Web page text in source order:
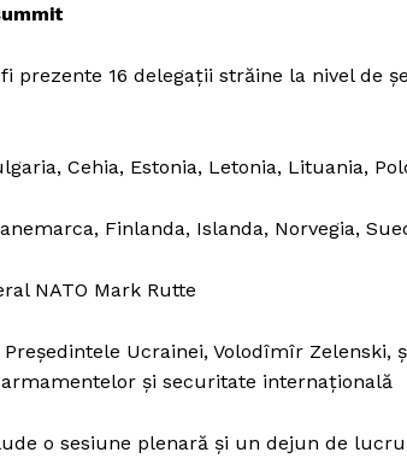
FREEDOM HOUSE
prezente 16 delegații străine la nivel de
Cehia, Estonia, Letonia, Lituania,
Finlanda, Islanda, Norvegia,
NATO Mark Rutte
Ucrainei, Volodîmîr Zelenski,
și securitate internațională
o sesiune plenară și un dejun de